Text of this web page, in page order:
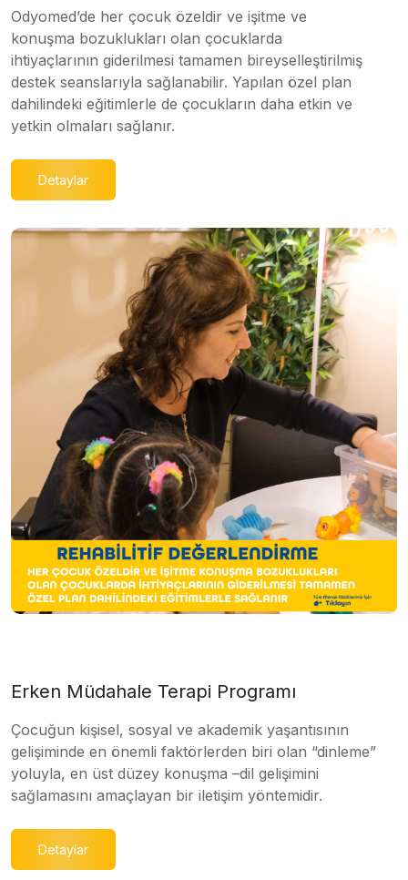
Odyomed’de her çocuk özeldir ve işitme ve
konuşma bozuklukları olan çocuklarda
ihtiyaçlarının giderilmesi tamamen bireyselleştirilmiş
destek seanslarıyla sağlanabilir. Yapılan özel plan
dahilindeki eğitimlerle de çocukların daha etkin ve
yetkin olmaları sağlanır.
Detaylar
Erken Müdahale Terapi Programı
Çocuğun kişisel, sosyal ve akademik yaşantısının
gelişiminde en önemli faktörlerden biri olan “dinleme”
yoluyla, en üst düzey konuşma –dil gelişimini
sağlamasını amaçlayan bir iletişim yöntemidir.
Detaylar